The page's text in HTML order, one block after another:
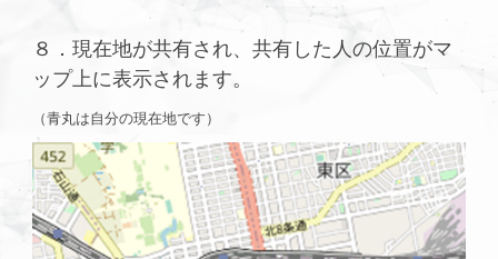
８．現在地が共有され、共有した人の位置がマ
ップ上に表示されます。
（青丸は自分の現在地です）